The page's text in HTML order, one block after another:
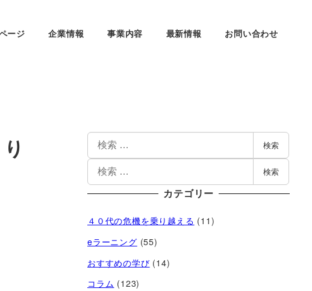
ージ 企業情報 事業内容 最新情報 お問い合わせ
検索
検索
カテゴリー
４０代の危機を乗り越える (11)
eラーニング (55)
おすすめの学び (14)
コラム (123)